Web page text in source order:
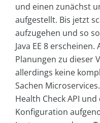
und einen zunächst
aufgestellt. Bis jetzt
aufzugehen und so
Java EE 8
Planungen zu dieser
allerdings keine
Sachen
Health Check API
Konfiguration